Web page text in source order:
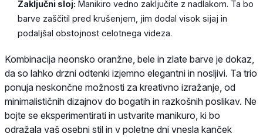
Zaključni sloj: Manikiro vedno zaključite z nadlakom. Ta bo
barve zaščitil pred krušenjem, jim dodal visok sijaj in
podaljšal obstojnost celotnega videza.
Kombinacija neonsko oranžne, bele in zlate barve je dokaz,
da so lahko drzni odtenki izjemno elegantni in nosljivi. Ta trio
ponuja neskončne možnosti za kreativno izražanje, od
minimalističnih dizajnov do bogatih in razkošnih poslikav. Ne
bojte se eksperimentirati in ustvarite manikuro, ki bo
odražala vaš osebni stil in v poletne dni vnesla kanček